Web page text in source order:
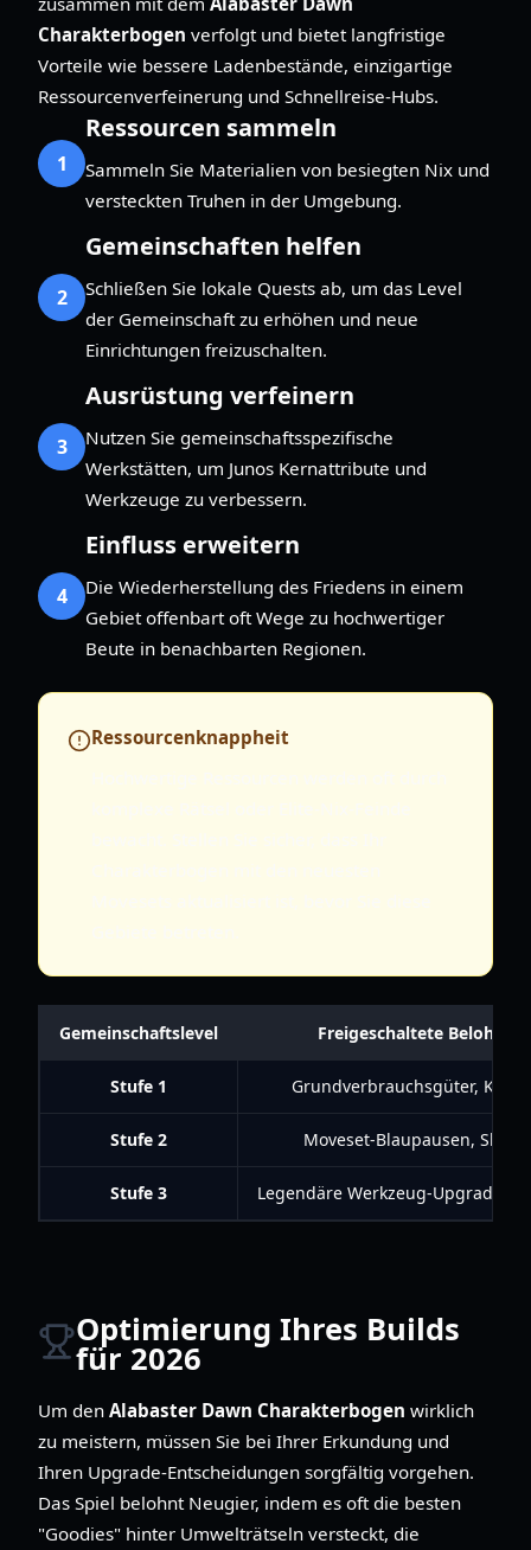
Charakterbogen verfolgt und bietet langfristige
Vorteile wie bessere Ladenbestände, einzigartige
Ressourcenverfeinerung und Schnellreise-Hubs.
1
Ressourcen sammeln
Sammeln Sie Materialien von besiegten Nix und
versteckten Truhen in der Umgebung.
2
Gemeinschaften helfen
Schließen Sie lokale Quests ab, um das Level
der Gemeinschaft zu erhöhen und neue
Einrichtungen freizuschalten.
3
Ausrüstung verfeinern
Nutzen Sie gemeinschaftsspezifische
Werkstätten, um Junos Kernattribute und
Werkzeuge zu verbessern.
4
Einfluss erweitern
Die Wiederherstellung des Friedens in einem
Gebiet offenbart oft Wege zu hochwertiger
Beute in benachbarten Regionen.
Ressourcenknappheit
Gemeinschaftslevel Freigeschaltete
Stufe 1 Grundverbrauchsgüter,
Stufe 2 Moveset-Blaupausen, Skill-
Stufe 3 Legendäre Werkzeug-Upgrades,
Optimierung Ihres Builds
für 2026
Um den Alabaster Dawn Charakterbogen wirklich
zu meistern, müssen Sie bei Ihrer Erkundung und
Ihren Upgrade-Entscheidungen sorgfältig vorgehen.
Das Spiel belohnt Neugier, indem es oft die besten
"Goodies" hinter Umwelträtseln versteckt, die